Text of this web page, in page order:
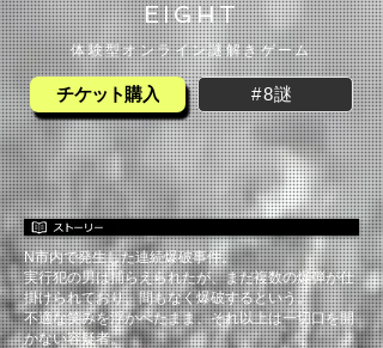
​EIGHT
体験型オンライン謎解きゲーム
チケット購入 #8謎
N市内で発生した連続爆破事件。
実行犯の男は捕らえられたが、まだ複数の爆弾が仕
掛けられており、間もなく爆破するという。
不適な笑みを浮かべたまま、それ以上は一切口を開
かない容疑者。